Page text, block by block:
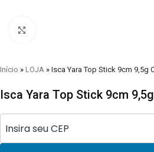
Início » LOJA » Isca Yara Top Stick 9cm 9,5g
Isca Yara Top Stick 9cm